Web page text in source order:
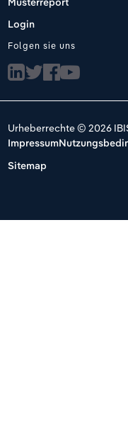
Login
Folgen sie uns
Urheberrechte © 2026
Impressum
Sitemap